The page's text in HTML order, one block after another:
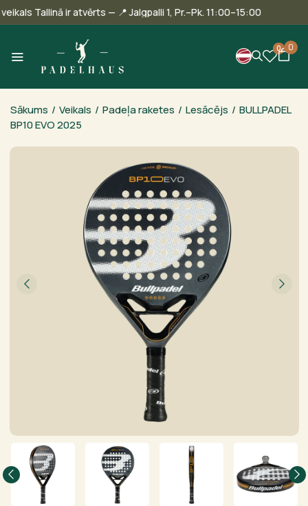
veikals Tallinā ir atvērts — 📍 Jalgpalli 1, Pr.–Pk. 11:00–15:00
0 0
Sākums / Veikals / Padeļa raketes / Lesācējs / BULLPADEL
BP10 EVO 2025